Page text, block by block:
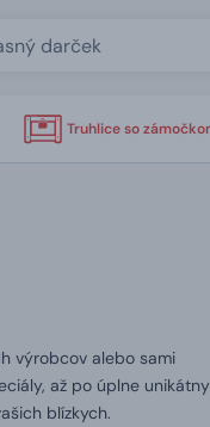
Truhlice so
výrobcov alebo sami
až po úplne unikátny
blízkych.